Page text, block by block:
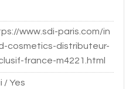
www.sdi-paris.com/in
cosmetics-distributeur-
france-m4221.html
/ Yes